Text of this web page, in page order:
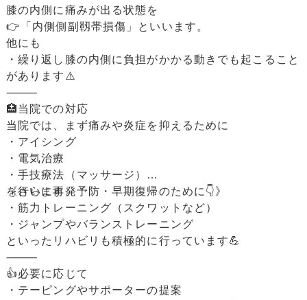
膝の内側に痛みが出る状態を
👉「内側側副靱帯損傷」といいます。
他にも
・繰り返し膝の内側に負担がかかる動きでも起こること
があります⚠️
⸻
🏥当院での対応
当院では、まず痛みや炎症を抑えるために
・アイシング
・電気治療
・手技療法（マッサージ）
を行います。
《さらに再発予防・早期復帰のために👇》
・筋力トレーニング（スクワットなど）
・ジャンプやバランストレーニング
といったリハビリも積極的に行っています💪
⸻
👍必要に応じて
・テーピングやサポーターの提案